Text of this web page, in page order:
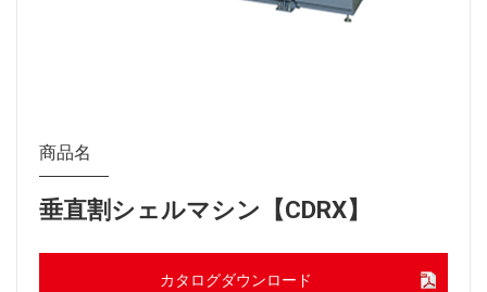
商品名
垂直割シェルマシン【CDRX】
カタログダウンロード